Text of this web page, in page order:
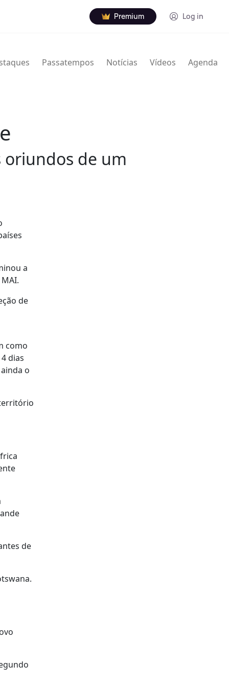
Premium Log in
Passatempos Notícias Vídeos Agenda
de um
a
de
como
dias
o
de